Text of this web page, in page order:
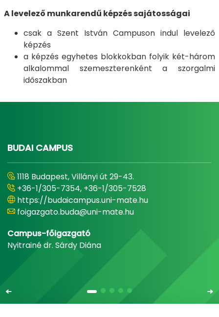
A levelező munkarendű képzés sajátosságai
csak a Szent István Campuson indul levelező
képzés
a képzés egyhetes blokkokban folyik két-három
alkalommal szemeszterenként a szorgalmi
időszakban
BUDAI CAMPUS
1118 Budapest, Villányi út 29-43.
+36-1/305-7354, +36-1/305-7528
https://budaicampus.uni-mate.hu
foigazgato.buda@uni-mate.hu
Campus-főigazgató
Nyitrainé dr. Sárdy Diána